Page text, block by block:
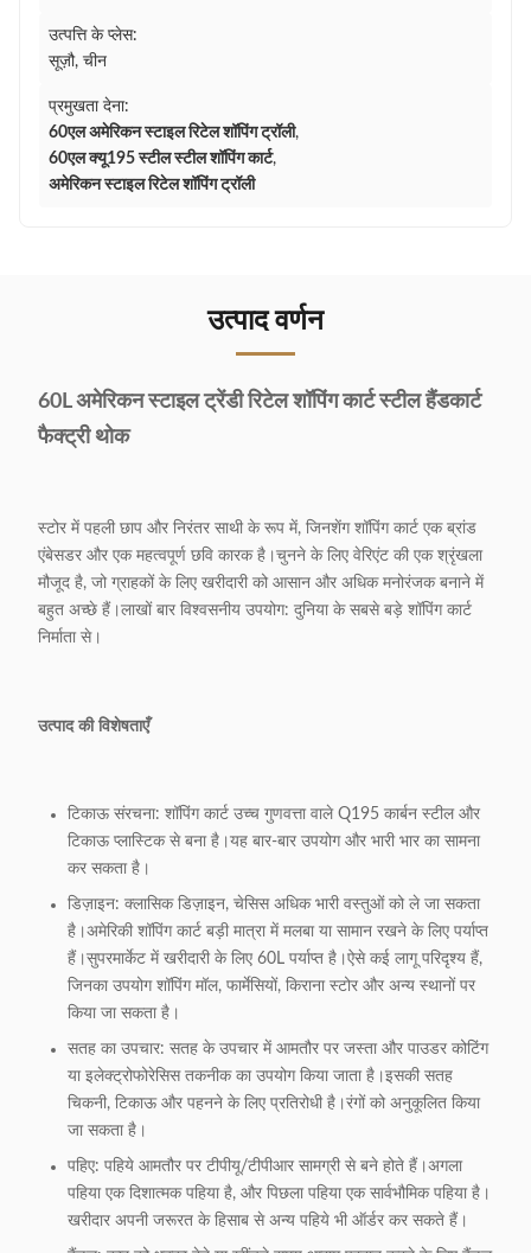
उत्पत्ति के प्लेस:
सूज़ौ, चीन
प्रमुखता देना:
60एल अमेरिकन स्टाइल रिटेल शॉपिंग ट्रॉली,
60एल क्यू195 स्टील स्टील शॉपिंग कार्ट,
अमेरिकन स्टाइल रिटेल शॉपिंग ट्रॉली
उत्पाद वर्णन
60L अमेरिकन स्टाइल ट्रेंडी रिटेल शॉपिंग कार्ट स्टील हैंडकार्ट
फैक्ट्री थोक
स्टोर में पहली छाप और निरंतर साथी के रूप में, जिनशेंग शॉपिंग कार्ट एक ब्रांड
एंबेसडर और एक महत्वपूर्ण छवि कारक है।चुनने के लिए वेरिएंट की एक श्रृंखला
मौजूद है, जो ग्राहकों के लिए खरीदारी को आसान और अधिक मनोरंजक बनाने में
बहुत अच्छे हैं।लाखों बार विश्वसनीय उपयोग: दुनिया के सबसे बड़े शॉपिंग कार्ट
निर्माता से।
उत्पाद की विशेषताएँ
टिकाऊ संरचना: शॉपिंग कार्ट उच्च गुणवत्ता वाले Q195 कार्बन स्टील और
टिकाऊ प्लास्टिक से बना है।यह बार-बार उपयोग और भारी भार का सामना
कर सकता है।
डिज़ाइन: क्लासिक डिज़ाइन, चेसिस अधिक भारी वस्तुओं को ले जा सकता
है।अमेरिकी शॉपिंग कार्ट बड़ी मात्रा में मलबा या सामान रखने के लिए पर्याप्त
हैं।सुपरमार्केट में खरीदारी के लिए 60L पर्याप्त है।ऐसे कई लागू परिदृश्य हैं,
जिनका उपयोग शॉपिंग मॉल, फार्मेसियों, किराना स्टोर और अन्य स्थानों पर
किया जा सकता है।
सतह का उपचार: सतह के उपचार में आमतौर पर जस्ता और पाउडर कोटिंग
या इलेक्ट्रोफोरेसिस तकनीक का उपयोग किया जाता है।इसकी सतह
चिकनी, टिकाऊ और पहनने के लिए प्रतिरोधी है।रंगों को अनुकूलित किया
जा सकता है।
पहिए: पहिये आमतौर पर टीपीयू/टीपीआर सामग्री से बने होते हैं।अगला
पहिया एक दिशात्मक पहिया है, और पिछला पहिया एक सार्वभौमिक पहिया है।
खरीदार अपनी जरूरत के हिसाब से अन्य पहिये भी ऑर्डर कर सकते हैं।